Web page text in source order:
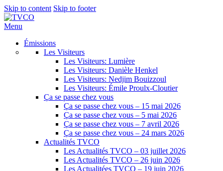
Skip to content Skip to footer
Menu
Émissions
Les Visiteurs
Les Visiteurs: Lumière
Les Visiteurs: Danièle Henkel
Les Visiteurs: Nedjim Bouizzoul
Les Visiteurs: Émile Proulx-Cloutier
Ça se passe chez vous
Ça se passe chez vous – 15 mai 2026
Ça se passe chez vous – 5 mai 2026
Ça se passe chez vous – 7 avril 2026
Ça se passe chez vous – 24 mars 2026
Actualités TVCO
Les Actualités TVCO – 03 juillet 2026
Les Actualités TVCO – 26 juin 2026
Les Actualitées TVCO – 19 juin 2026